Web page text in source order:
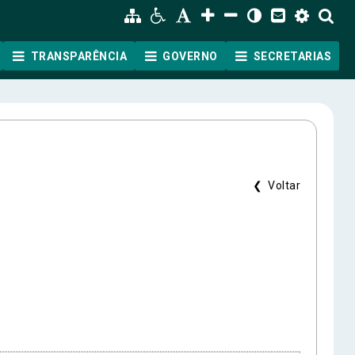
TRANSPARÊNCIA GOVERNO SECRETARIAS
❮ Voltar